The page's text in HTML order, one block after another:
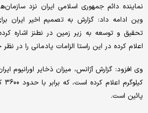
نماینده دائم جمهوری اسلامی ایران نزد
وین ادامه داد: گزارش به تصمیم اخیر ایران
تحقیق و توسعه به زیر زمین در نطنز اشاره
اعلام کرده در این راستا الزامات پادمانی را در
پائین است.